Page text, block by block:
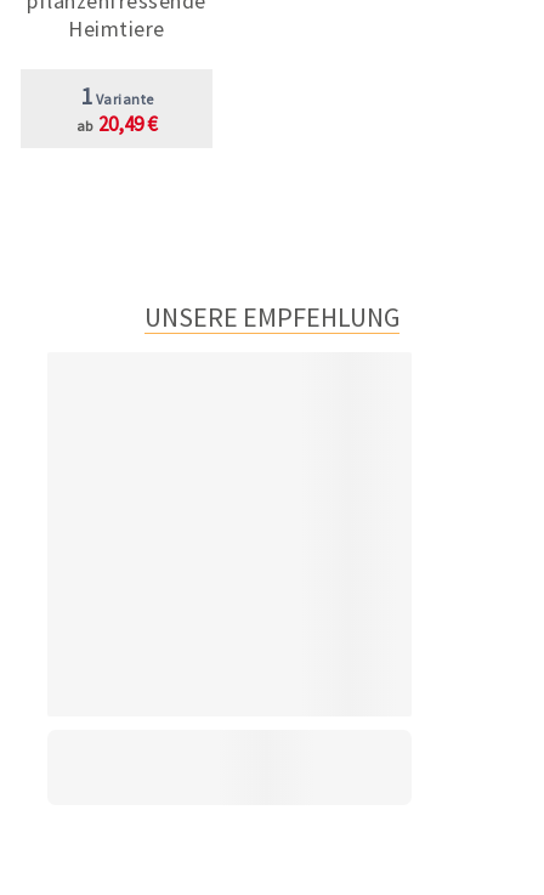
Heimtiere
1 Variante
ab 20,49 €
UNSERE EMPFEHLUNG